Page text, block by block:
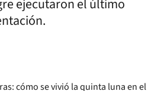
ejecutaron el último